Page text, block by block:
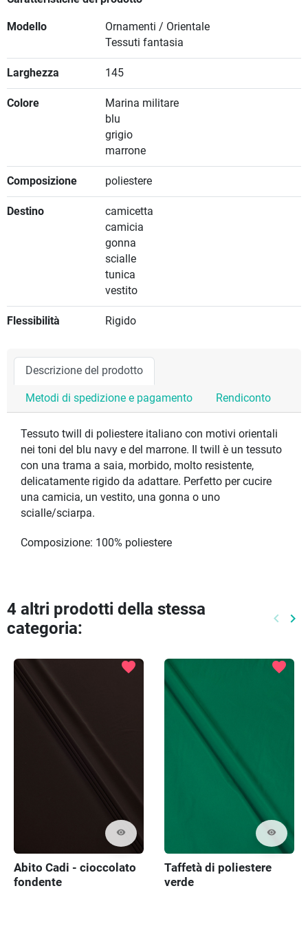
Modello
Ornamenti / Orientale
Tessuti fantasia
Larghezza 145
Colore
Marina militare
blu
grigio
marrone
Composizione poliestere
Destino
camicetta
camicia
gonna
scialle
tunica
vestito
Flessibilità Rigido
Descrizione del prodotto
Metodi di spedizione e pagamento Rendiconto
Tessuto twill di poliestere italiano con motivi orientali
nei toni del blu navy e del marrone. Il twill è un tessuto
con una trama a saia, morbido, molto resistente,
delicatamente rigido da adattare. Perfetto per cucire
una camicia, un vestito, una gonna o uno
scialle/sciarpa.
Composizione: 100% poliestere
4 altri prodotti della stessa
categoria:
keyboard_arrow_left keyboard_arrow_right
visibility
favorite
Abito Cadi - cioccolato
fondente
visibility
favorite
Taffetà di poliestere
verde